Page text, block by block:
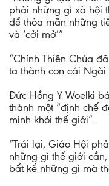
phải những gì xã hội
để thỏa mãn những
và ‘cởi mở’”
“Chính Thiên Chúa
ta thành con cái Ngài
Đức Hồng Y Woelki
thành một “định chế
mình khỏi thế giới”.
“Trái lại, Giáo Hội
những gì thế giới
bất kể những gì mà